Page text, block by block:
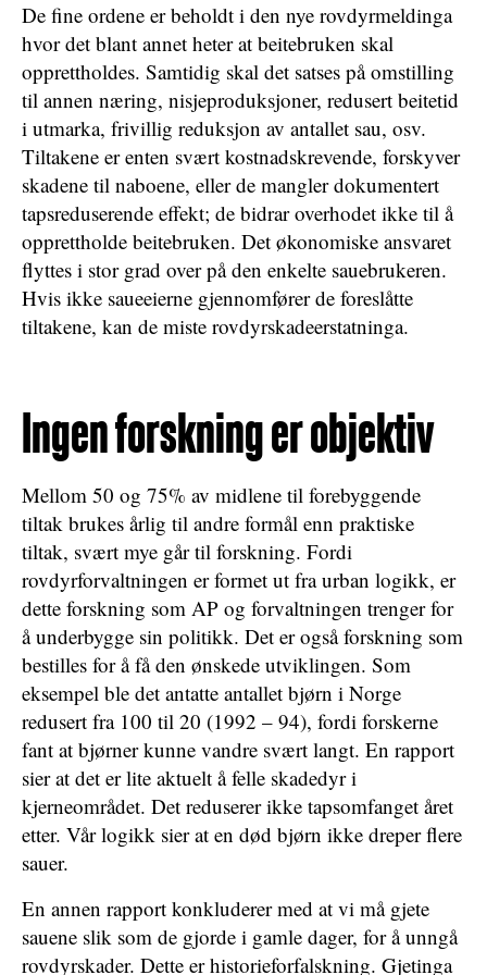
De fine ordene er beholdt i den nye rovdyrmeldinga
hvor det blant annet heter at beitebruken skal
opprettholdes. Samtidig skal det satses på omstilling
til annen næring, nisjeproduksjoner, redusert beitetid
i utmarka, frivillig reduksjon av antallet sau, osv.
Tiltakene er enten svært kostnadskrevende, forskyver
skadene til naboene, eller de mangler dokumentert
tapsreduserende effekt; de bidrar overhodet ikke til å
opprettholde beitebruken. Det økonomiske ansvaret
flyttes i stor grad over på den enkelte sauebrukeren.
Hvis ikke saueeierne gjennomfører de foreslåtte
tiltakene, kan de miste rovdyrskadeerstatninga.
Ingen forskning er objektiv
Mellom 50 og 75% av midlene til forebyggende
tiltak brukes årlig til andre formål enn praktiske
tiltak, svært mye går til forskning. Fordi
rovdyrforvaltningen er formet ut fra urban logikk, er
dette forskning som AP og forvaltningen trenger for
å underbygge sin politikk. Det er også forskning som
bestilles for å få den ønskede utviklingen. Som
eksempel ble det antatte antallet bjørn i Norge
redusert fra 100 til 20 (1992 – 94), fordi forskerne
fant at bjørner kunne vandre svært langt. En rapport
sier at det er lite aktuelt å felle skadedyr i
kjerneområdet. Det reduserer ikke tapsomfanget året
etter. Vår logikk sier at en død bjørn ikke dreper flere
sauer.
En annen rapport konkluderer med at vi må gjete
sauene slik som de gjorde i gamle dager, for å unngå
rovdyrskader. Dette er historieforfalskning. Gjetinga